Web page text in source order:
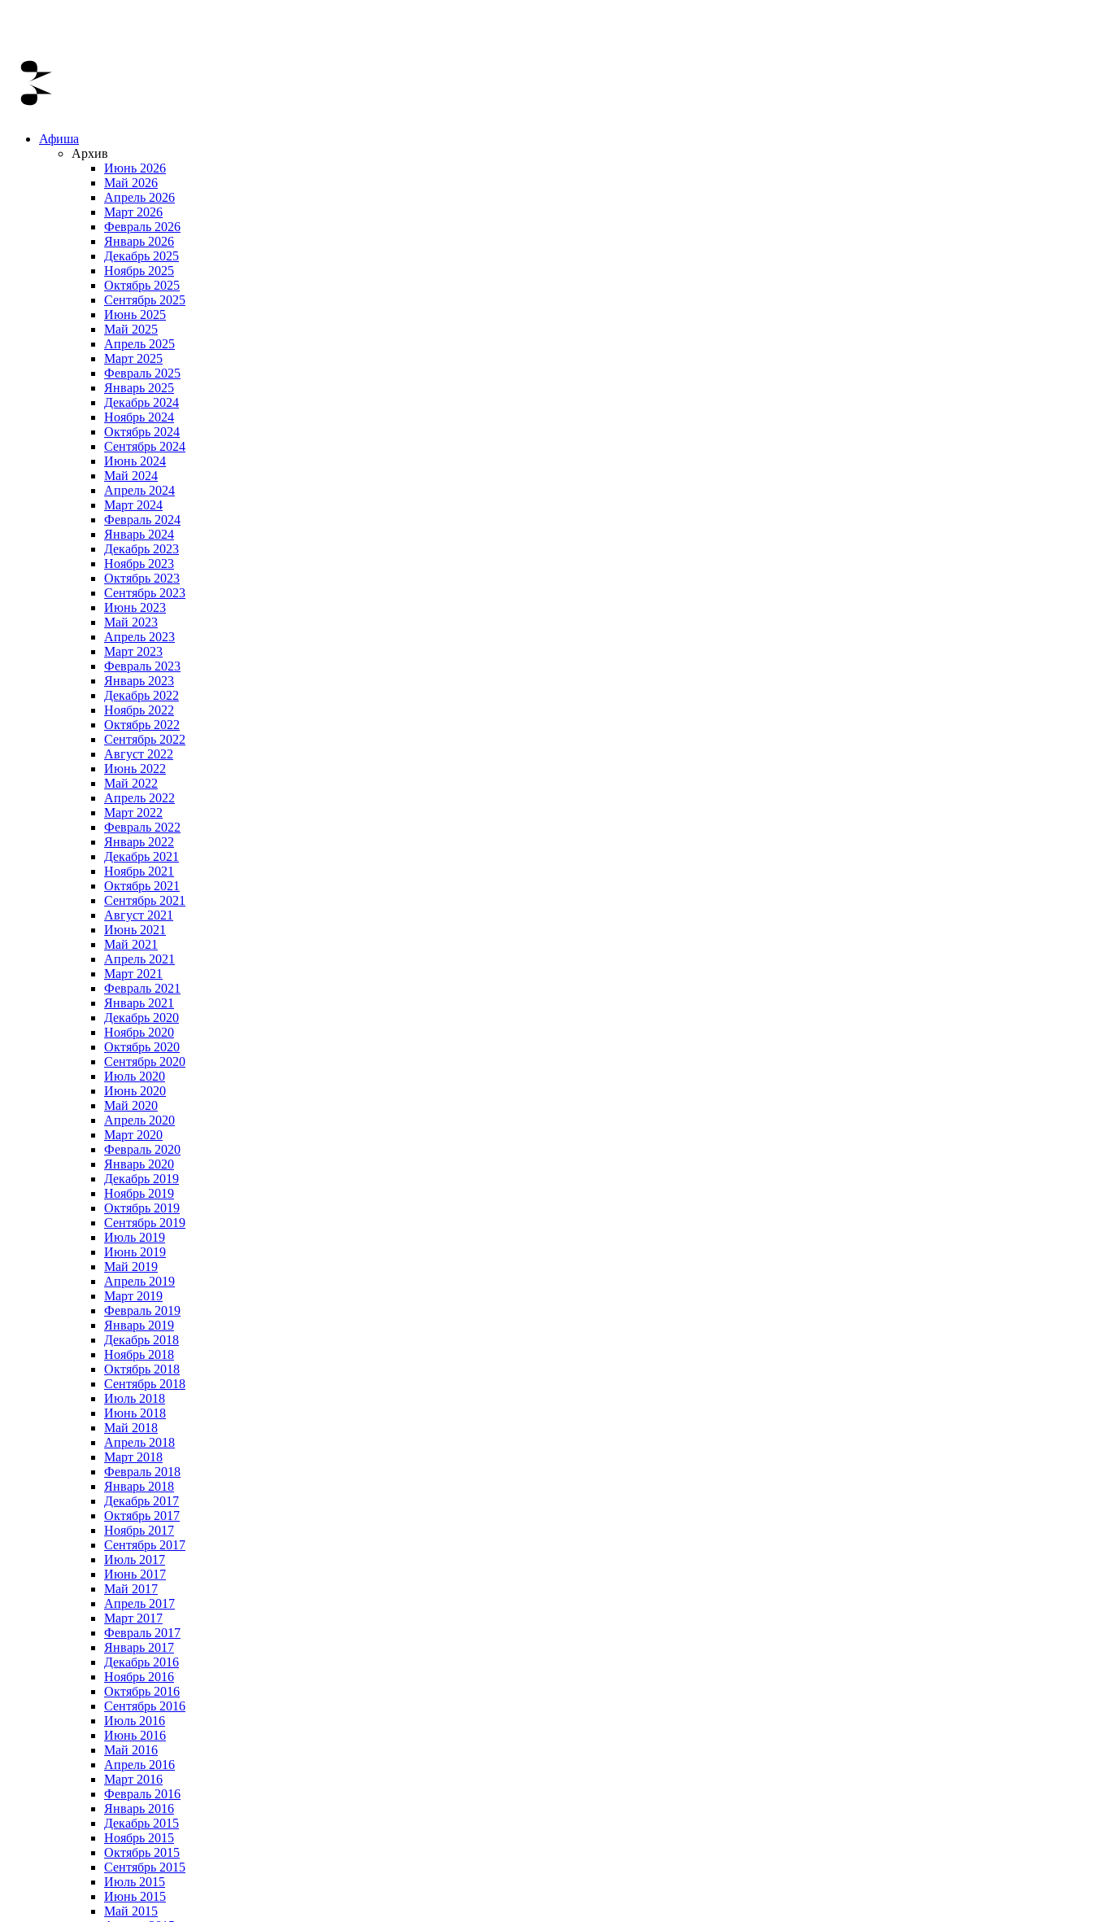
Афиша
Архив
Июнь 2026
Май 2026
Апрель 2026
Март 2026
Февраль 2026
Январь 2026
Декабрь 2025
Ноябрь 2025
Октябрь 2025
Сентябрь 2025
Июнь 2025
Май 2025
Апрель 2025
Март 2025
Февраль 2025
Январь 2025
Декабрь 2024
Ноябрь 2024
Октябрь 2024
Сентябрь 2024
Июнь 2024
Май 2024
Апрель 2024
Март 2024
Февраль 2024
Январь 2024
Декабрь 2023
Ноябрь 2023
Октябрь 2023
Сентябрь 2023
Июнь 2023
Май 2023
Апрель 2023
Март 2023
Февраль 2023
Январь 2023
Декабрь 2022
Ноябрь 2022
Октябрь 2022
Сентябрь 2022
Август 2022
Июнь 2022
Май 2022
Апрель 2022
Март 2022
Февраль 2022
Январь 2022
Декабрь 2021
Ноябрь 2021
Октябрь 2021
Сентябрь 2021
Август 2021
Июнь 2021
Май 2021
Апрель 2021
Март 2021
Февраль 2021
Январь 2021
Декабрь 2020
Ноябрь 2020
Октябрь 2020
Сентябрь 2020
Июль 2020
Июнь 2020
Май 2020
Апрель 2020
Март 2020
Февраль 2020
Январь 2020
Декабрь 2019
Ноябрь 2019
Октябрь 2019
Сентябрь 2019
Июль 2019
Июнь 2019
Май 2019
Апрель 2019
Март 2019
Февраль 2019
Январь 2019
Декабрь 2018
Ноябрь 2018
Октябрь 2018
Сентябрь 2018
Июль 2018
Июнь 2018
Май 2018
Апрель 2018
Март 2018
Февраль 2018
Январь 2018
Декабрь 2017
Октябрь 2017
Ноябрь 2017
Сентябрь 2017
Июль 2017
Июнь 2017
Май 2017
Апрель 2017
Март 2017
Февраль 2017
Январь 2017
Декабрь 2016
Ноябрь 2016
Октябрь 2016
Сентябрь 2016
Июль 2016
Июнь 2016
Май 2016
Апрель 2016
Март 2016
Февраль 2016
Январь 2016
Декабрь 2015
Ноябрь 2015
Октябрь 2015
Сентябрь 2015
Июль 2015
Июнь 2015
Май 2015